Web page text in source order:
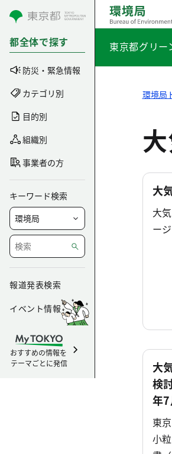
コンテンツにスキップ
都全体で探す
防災・緊急情報
カテゴリ別
目的別
組織別
事業者の方
キーワード検索
報道発表検索
イベント情報
おすすめの情報を
テーマごとに発信
東京都グリー
環境局
大
大
ー
大
検
年7
東
小